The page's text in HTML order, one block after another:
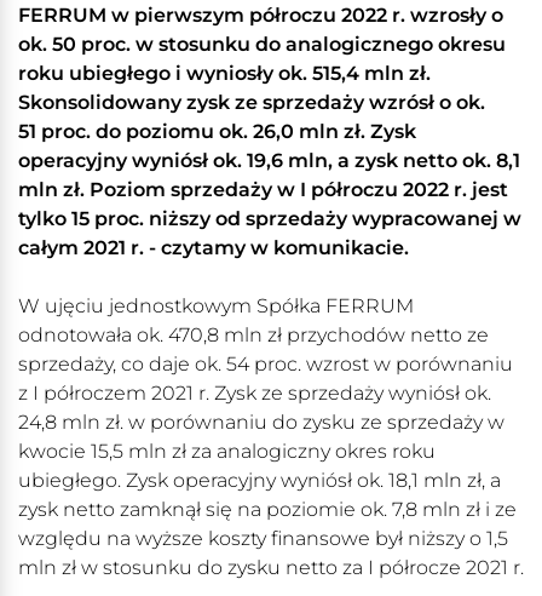
FERRUM w pierwszym półroczu 2022 r. wzrosły o
ok. 50 proc. w stosunku do analogicznego okresu
roku ubiegłego i wyniosły ok. 515,4 mln zł.
Skonsolidowany zysk ze sprzedaży wzrósł o ok.
51 proc. do poziomu ok. 26,0 mln zł. Zysk
operacyjny wyniósł ok. 19,6 mln, a zysk netto ok. 8,1
mln zł. Poziom sprzedaży w I półroczu 2022 r. jest
tylko 15 proc. niższy od sprzedaży wypracowanej w
całym 2021 r. - czytamy w komunikacie.
W ujęciu jednostkowym Spółka FERRUM
odnotowała ok. 470,8 mln zł przychodów netto ze
sprzedaży, co daje ok. 54 proc. wzrost w porównaniu
z I półroczem 2021 r. Zysk ze sprzedaży wyniósł ok.
24,8 mln zł. w porównaniu do zysku ze sprzedaży w
kwocie 15,5 mln zł za analogiczny okres roku
ubiegłego. Zysk operacyjny wyniósł ok. 18,1 mln zł, a
zysk netto zamknął się na poziomie ok. 7,8 mln zł i ze
względu na wyższe koszty finansowe był niższy o 1,5
mln zł w stosunku do zysku netto za I półrocze 2021 r.